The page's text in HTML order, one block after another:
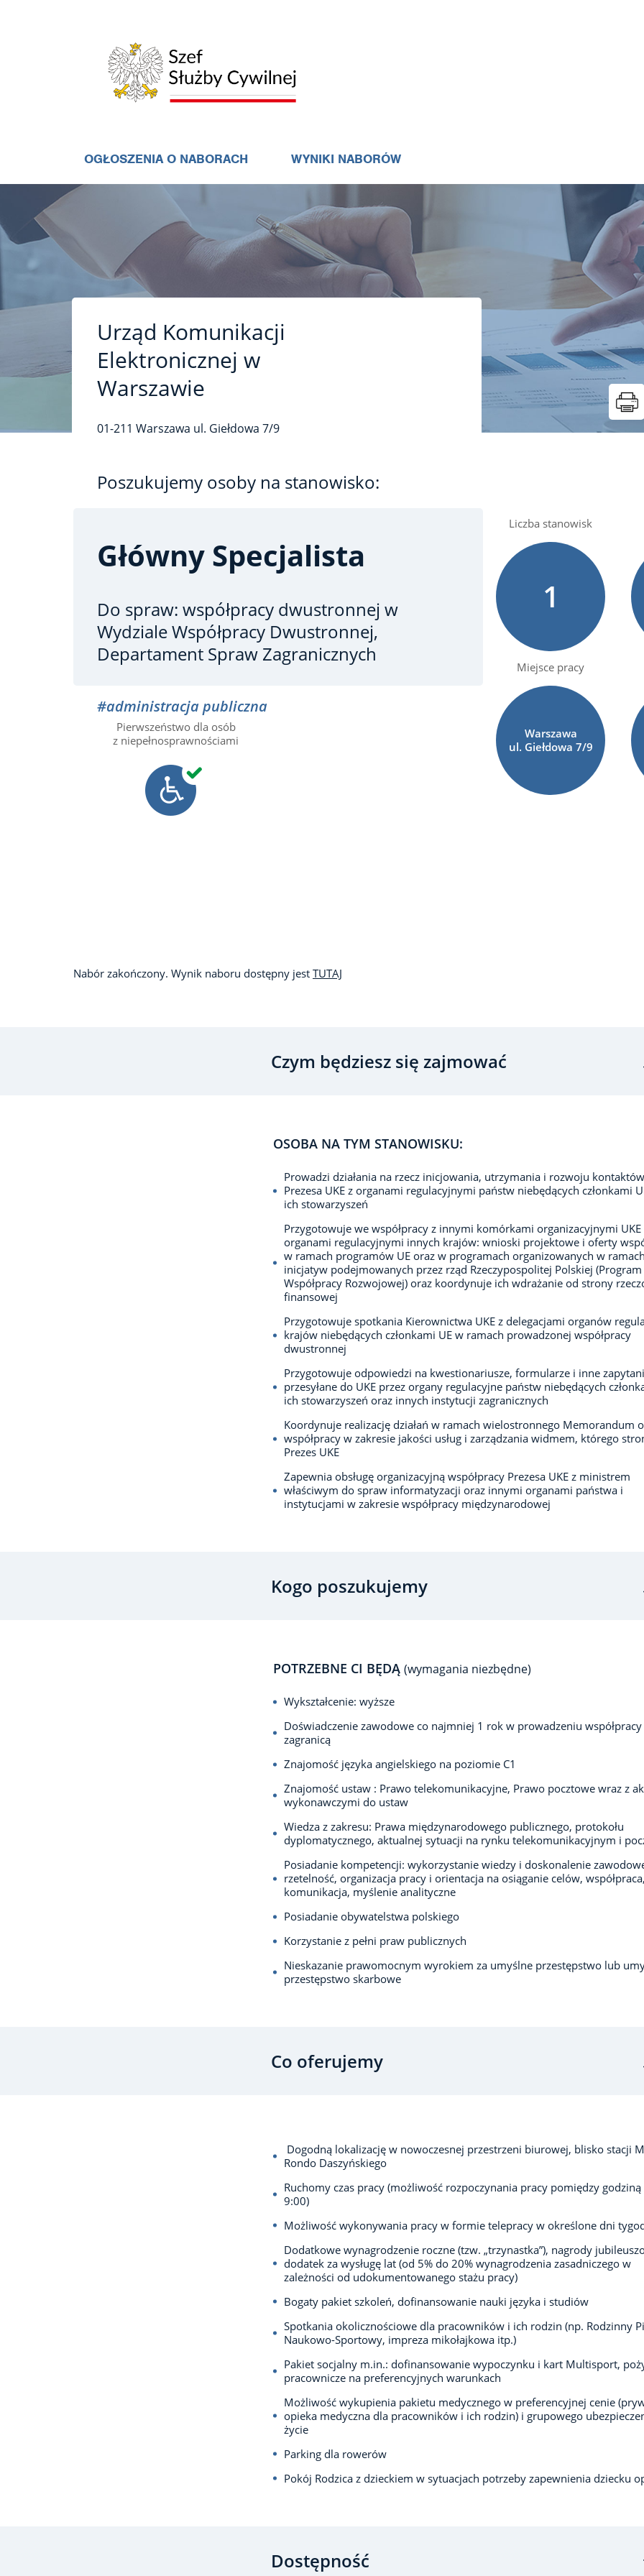
OGŁOSZENIA O NABORACH WYNIKI NABORÓW
Urząd Komunikacji
Elektronicznej w
Warszawie
01-211 Warszawa ul. Giełdowa 7/9
Poszukujemy osoby na stanowisko:
Główny Specjalista
Do spraw: współpracy dwustronnej w
Wydziale Współpracy Dwustronnej,
Departament Spraw Zagranicznych
#administracja publiczna
Pierwszeństwo dla osób
z niepełnosprawnościami
Liczba stanowisk
1
Miejsce pracy
Warszawa
ul. Giełdowa 7/9
Nabór zakończony. Wynik naboru dostępny jest TUTAJ
Czym będziesz się zajmować
OSOBA NA TYM STANOWISKU:
Prowadzi działania na rzecz inicjowania, utrzymania i rozwoju kontaktów
Prezesa UKE z organami regulacyjnymi państw niebędących członkami
ich stowarzyszeń
Przygotowuje we współpracy z innymi komórkami organizacyjnymi UKE
organami regulacyjnymi innych krajów: wnioski projektowe i oferty
w ramach programów UE oraz w programach organizowanych w ramach
inicjatyw podejmowanych przez rząd Rzeczypospolitej Polskiej (Program
Współpracy Rozwojowej) oraz koordynuje ich wdrażanie od strony
finansowej
Przygotowuje spotkania Kierownictwa UKE z delegacjami organów
krajów niebędących członkami UE w ramach prowadzonej współpracy
dwustronnej
Przygotowuje odpowiedzi na kwestionariusze, formularze i inne
przesyłane do UKE przez organy regulacyjne państw niebędących
ich stowarzyszeń oraz innych instytucji zagranicznych
Koordynuje realizację działań w ramach wielostronnego Memorandum o
współpracy w zakresie jakości usług i zarządzania widmem, którego
Prezes UKE
Zapewnia obsługę organizacyjną współpracy Prezesa UKE z ministrem
właściwym do spraw informatyzacji oraz innymi organami państwa i
instytucjami w zakresie współpracy międzynarodowej
Kogo poszukujemy
POTRZEBNE CI BĘDĄ (wymagania niezbędne)
Wykształcenie: wyższe
Doświadczenie zawodowe co najmniej 1 rok w prowadzeniu współpracy
zagranicą
Znajomość języka angielskiego na poziomie C1
Znajomość ustaw : Prawo telekomunikacyjne, Prawo pocztowe wraz z
wykonawczymi do ustaw
Wiedza z zakresu: Prawa międzynarodowego publicznego, protokołu
dyplomatycznego, aktualnej sytuacji na rynku telekomunikacyjnym i
Posiadanie kompetencji: wykorzystanie wiedzy i doskonalenie
rzetelność, organizacja pracy i orientacja na osiąganie celów, współpraca,
komunikacja, myślenie analityczne
Posiadanie obywatelstwa polskiego
Korzystanie z pełni praw publicznych
Nieskazanie prawomocnym wyrokiem za umyślne przestępstwo lub
przestępstwo skarbowe
Co oferujemy
Dogodną lokalizację w nowoczesnej przestrzeni biurowej, blisko stacji
Rondo Daszyńskiego
Ruchomy czas pracy (możliwość rozpoczynania pracy pomiędzy
9:00)
Możliwość wykonywania pracy w formie telepracy w określone dni
Dodatkowe wynagrodzenie roczne (tzw. „trzynastka”), nagrody
dodatek za wysługę lat (od 5% do 20% wynagrodzenia zasadniczego w
zależności od udokumentowanego stażu pracy)
Bogaty pakiet szkoleń, dofinansowanie nauki języka i studiów
Spotkania okolicznościowe dla pracowników i ich rodzin (np. Rodzinny
Naukowo-Sportowy, impreza mikołajkowa itp.)
Pakiet socjalny m.in.: dofinansowanie wypoczynku i kart Multisport,
pracownicze na preferencyjnych warunkach
Możliwość wykupienia pakietu medycznego w preferencyjnej cenie
opieka medyczna dla pracowników i ich rodzin) i grupowego
życie
Parking dla rowerów
Pokój Rodzica z dzieckiem w sytuacjach potrzeby zapewnienia dziecku
Dostępność